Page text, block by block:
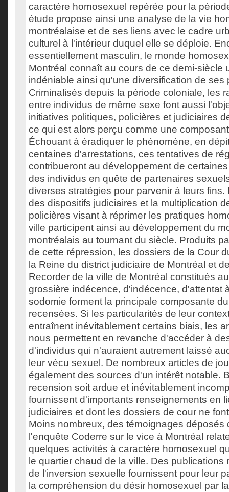
caractère homosexuel repérée pour la
étude propose ainsi une analyse de la vie
montréalaise et de ses liens avec le cadre
culturel à l'intérieur duquel elle se déploie.
essentiellement masculin, le monde
Montréal connaît au cours de ce demi-siècle
indéniable ainsi qu'une diversification de ses
Criminalisés depuis la période coloniale, les
entre individus de même sexe font aussi
initiatives politiques, policières et judiciaires
ce qui est alors perçu comme une
Échouant à éradiquer le phénomène, en
centaines d'arrestations, ces tentatives de
contribueront au développement de
des individus en quête de partenaires
diverses stratégies pour parvenir à leurs fins.
des dispositifs judiciaires et la multiplication
policières visant à réprimer les pratiques
ville participent ainsi au développement du
montréalais au tournant du siècle. Produits
de cette répression, les dossiers de la Cour
la Reine du district judiciaire de Montréal et
Recorder de la ville de Montréal constitués
grossière indécence, d'indécence, d'attentat
sodomie forment la principale composante
recensées. Si les particularités de leur
entraînent inévitablement certains biais, les
nous permettent en revanche d'accéder à
d'individus qui n'auraient autrement laissé
leur vécu sexuel. De nombreux articles de
également des sources d'un intérêt notable.
recension soit ardue et inévitablement
fournissent d'importants renseignements en
judiciaires et dont les dossiers de cour ne
Moins nombreux, des témoignages déposés
l'enquête Coderre sur le vice à Montréal
quelques activités à caractère homosexuel
le quartier chaud de la ville. Des publications
de l'inversion sexuelle fournissent pour leur
la compréhension du désir homosexuel par